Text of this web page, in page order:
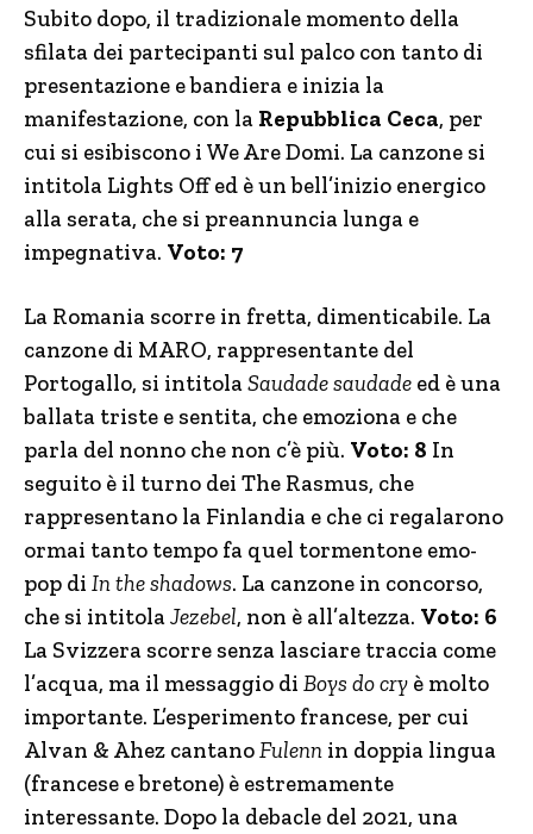
Subito dopo, il tradizionale momento della
sfilata dei partecipanti sul palco con tanto di
presentazione e bandiera e inizia la
manifestazione, con la Repubblica Ceca, per
cui si esibiscono i We Are Domi. La canzone si
intitola Lights Off ed è un bell’inizio energico
alla serata, che si preannuncia lunga e
impegnativa. Voto: 7
La Romania scorre in fretta, dimenticabile. La
canzone di MARO, rappresentante del
Portogallo, si intitolaSaudade saudade ed è una
ballata triste e sentita, che emoziona e che
parla del nonno che non c’è più. Voto: 8 In
seguito è il turno dei The Rasmus, che
rappresentano la Finlandia e che ci regalarono
ormai tanto tempo fa quel tormentone emo-
pop di In the shadows. La canzone in concorso,
che si intitolaJezebel, non è all’altezza. Voto: 6
La Svizzera scorre senza lasciare traccia come
l’acqua, ma il messaggio di Boys do cry è molto
importante. L’esperimento francese, per cui
Alvan & Ahez cantanoFulenn in doppia lingua
(francese e bretone) è estremamente
interessante. Dopo la debacle del 2021, una